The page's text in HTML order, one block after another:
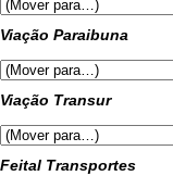
Viação Paraibuna
Viação Transur
Feital Transportes